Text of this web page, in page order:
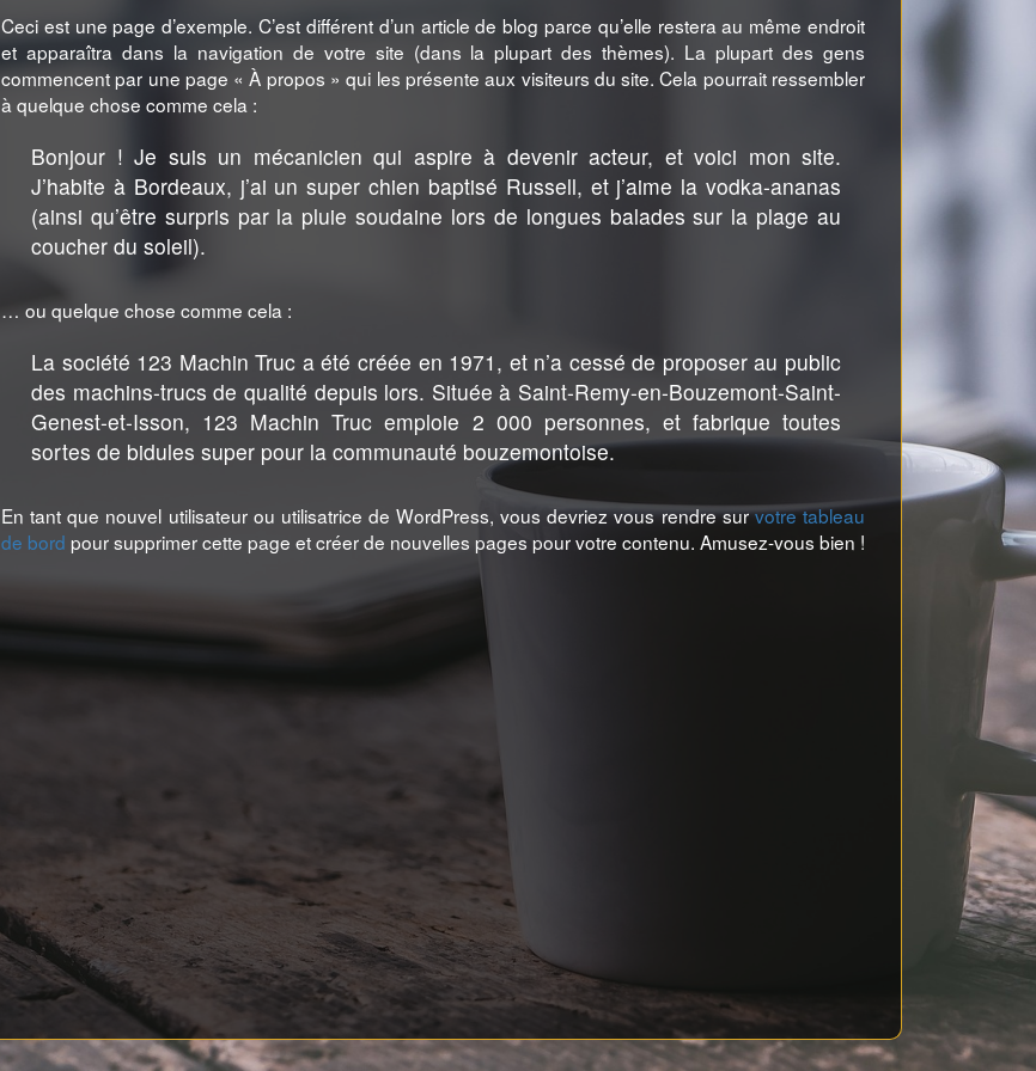
Ceci est une page d’exemple. C’est différent d’un article de blog parce qu’elle restera au même endroit
et apparaîtra dans la navigation de votre site (dans la plupart des thèmes). La plupart des gens
commencent par une page « À propos » qui les présente aux visiteurs du site. Cela pourrait ressembler
à quelque chose comme cela :
Bonjour ! Je suis un mécanicien qui aspire à devenir acteur, et voici mon site.
J’habite à Bordeaux, j’ai un super chien baptisé Russell, et j’aime la vodka-ananas
(ainsi qu’être surpris par la pluie soudaine lors de longues balades sur la plage au
coucher du soleil).
… ou quelque chose comme cela :
La société 123 Machin Truc a été créée en 1971, et n’a cessé de proposer au public
des machins-trucs de qualité depuis lors. Située à Saint-Remy-en-Bouzemont-Saint-
Genest-et-Isson, 123 Machin Truc emploie 2 000 personnes, et fabrique toutes
sortes de bidules super pour la communauté bouzemontoise.
En tant que nouvel utilisateur ou utilisatrice de WordPress, vous devriez vous rendre survotre tableau
de bord pour supprimer cette page et créer de nouvelles pages pour votre contenu. Amusez-vous bien !